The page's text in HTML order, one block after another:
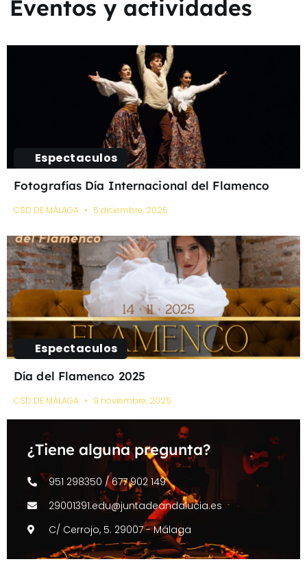
Eventos y actividades
Espectaculos
Fotografías Día Internacional del Flamenco
CSD DE MÁLAGA 5 diciembre, 2025
Espectaculos
Día del Flamenco 2025
CSD DE MÁLAGA 9 noviembre, 2025
¿Tiene alguna pregunta?
951 298350 / 677 902 149
29001391.edu@juntadeandalucia.es
C/ Cerrojo, 5. 29007 - Málaga